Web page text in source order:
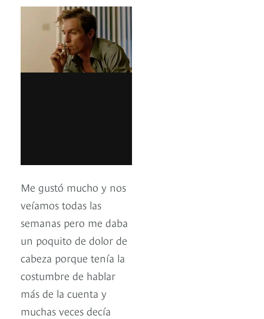
Me gustó mucho y nos
veíamos todas las
semanas pero me daba
un poquito de dolor de
cabeza porque tenía la
costumbre de hablar
más de la cuenta y
muchas veces decía